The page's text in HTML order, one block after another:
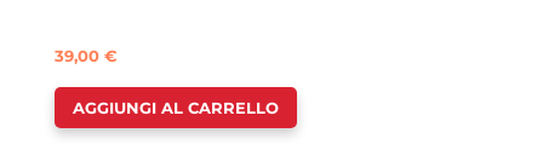
39,00€
AGGIUNGI AL CARRELLO